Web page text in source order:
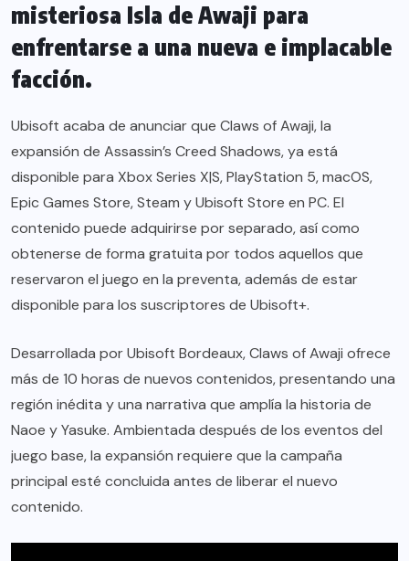
misteriosa Isla de Awaji para
enfrentarse a una nueva e implacable
facción.
Ubisoft acaba de anunciar que Claws of Awaji, la
expansión de Assassin’s Creed Shadows, ya está
disponible para Xbox Series X|S, PlayStation 5, macOS,
Epic Games Store, Steam y Ubisoft Store en PC. El
contenido puede adquirirse por separado, así como
obtenerse de forma gratuita por todos aquellos que
reservaron el juego en la preventa, además de estar
disponible para los suscriptores de Ubisoft+.
Desarrollada por Ubisoft Bordeaux, Claws of Awaji ofrece
más de 10 horas de nuevos contenidos, presentando una
región inédita y una narrativa que amplía la historia de
Naoe y Yasuke. Ambientada después de los eventos del
juego base, la expansión requiere que la campaña
principal esté concluida antes de liberar el nuevo
contenido.